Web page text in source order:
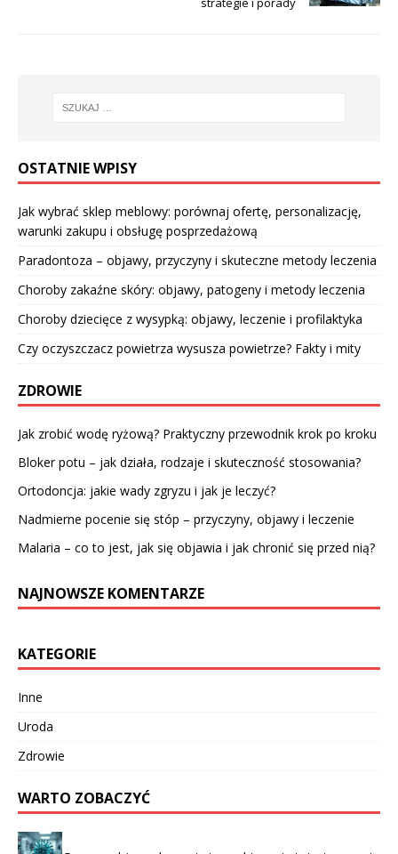
OSTATNIE WPISY
Jak wybrać sklep meblowy: porównaj ofertę, personalizację,
warunki zakupu i obsługę posprzedażową
Paradontoza – objawy, przyczyny i skuteczne metody leczenia
Choroby zakaźne skóry: objawy, patogeny i metody leczenia
Choroby dziecięce z wysypką: objawy, leczenie i profilaktyka
Czy oczyszczacz powietrza wysusza powietrze? Fakty i mity
ZDROWIE
Jak zrobić wodę ryżową? Praktyczny przewodnik krok po kroku
Bloker potu – jak działa, rodzaje i skuteczność stosowania?
Ortodoncja: jakie wady zgryzu i jak je leczyć?
Nadmierne pocenie się stóp – przyczyny, objawy i leczenie
Malaria – co to jest, jak się objawia i jak chronić się przed nią?
NAJNOWSZE KOMENTARZE
KATEGORIE
Inne
Uroda
Zdrowie
WARTO ZOBACZYĆ